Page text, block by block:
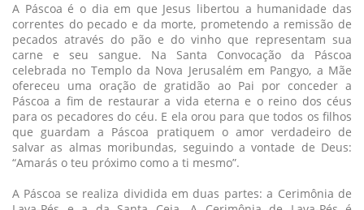
A Páscoa é o dia em que Jesus libertou a humanidade das
correntes do pecado e da morte, prometendo a remissão de
pecados através do pão e do vinho que representam sua
carne e seu sangue. Na Santa Convocação da Páscoa
celebrada no Templo da Nova Jerusalém em Pangyo, a Mãe
ofereceu uma oração de gratidão ao Pai por conceder a
Páscoa a fim de restaurar a vida eterna e o reino dos céus
para os pecadores do céu. E ela orou para que todos os filhos
que guardam a Páscoa pratiquem o amor verdadeiro de
salvar as almas moribundas, seguindo a vontade de Deus:
“Amarás o teu próximo como a ti mesmo”.
A Páscoa se realiza dividida em duas partes: a Cerimônia de